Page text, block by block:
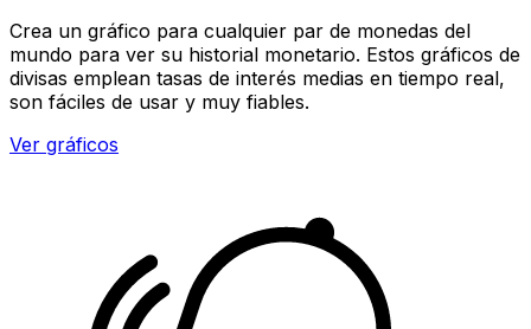
Crea un gráfico para cualquier par de monedas del
mundo para ver su historial monetario. Estos gráficos de
divisas emplean tasas de interés medias en tiempo real,
son fáciles de usar y muy fiables.
Ver gráficos